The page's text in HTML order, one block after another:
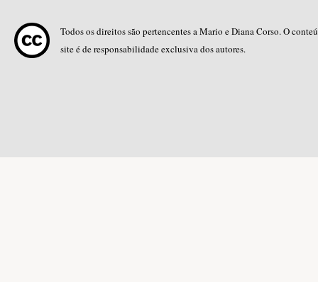
Todos os direitos são pertencentes a Mario e Diana Corso. O
site é de responsabilidade exclusiva dos autores.